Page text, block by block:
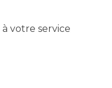
à votre service